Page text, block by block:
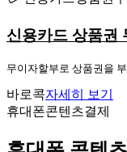
신용카드 상품권
무이자할부로 상품권을
바로콕자세히 보기
휴대폰콘텐츠결제